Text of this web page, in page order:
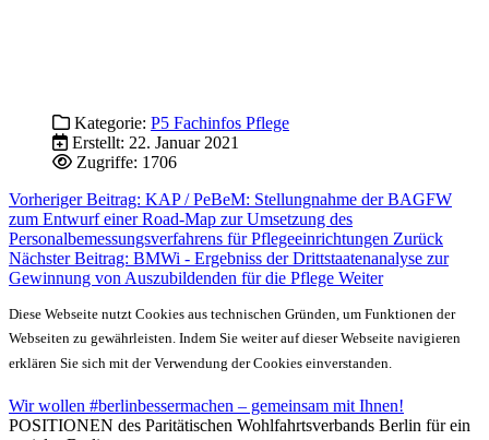
Kategorie: P5 Fachinfos Pflege
Erstellt: 22. Januar 2021
Zugriffe: 1706
Vorheriger Beitrag: KAP / PeBeM: Stellungnahme der BAGFW
zum Entwurf einer Road-Map zur Umsetzung des
Personalbemessungsverfahrens für Pflegeeinrichtungen Zurück
Nächster Beitrag: BMWi - Ergebniss der Drittstaatenanalyse zur
Gewinnung von Auszubildenden für die Pflege Weiter
Diese Webseite nutzt Cookies aus technischen Gründen, um Funktionen der
Webseiten zu gewährleisten. Indem Sie weiter auf dieser Webseite navigieren
erklären Sie sich mit der Verwendung der Cookies einverstanden.
Wir wollen #berlinbessermachen – gemeinsam mit Ihnen!
POSITIONEN des Paritätischen Wohlfahrtsverbands Berlin für ein